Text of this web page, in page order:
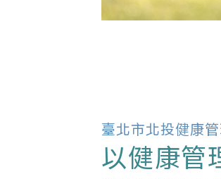
臺北市北投健康
以健康管